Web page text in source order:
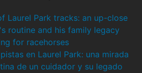
Laurel Park tracks: an up-close
routine and his family legacy
for racehorses
en Laurel Park: una mirada
de un cuidador y su legado